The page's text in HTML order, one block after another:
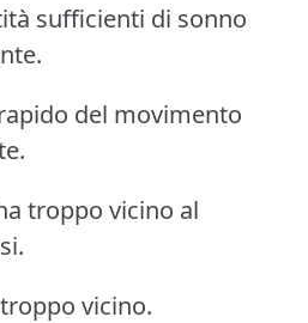
sufficienti di sonno
del movimento
troppo vicino al
vicino.